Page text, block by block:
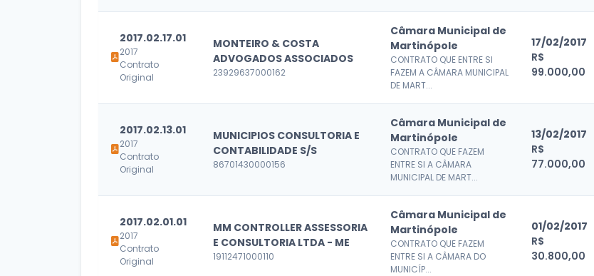
2017.02.17.01
2017
Contrato
Original
MONTEIRO & COSTA
ADVOGADOS ASSOCIADOS
23929637000162
Câmara Municipal de
Martinópole
CONTRATO QUE ENTRE SI
FAZEM A CÂMARA MUNICIPAL
DE MART...
17/02/2017
R$
99.000,00
2017.02.13.01
2017
Contrato
Original
MUNICIPIOS CONSULTORIA E
CONTABILIDADE S/S
86701430000156
Câmara Municipal de
Martinópole
CONTRATO QUE FAZEM
ENTRE SI A CÂMARA
MUNICIPAL DE MART...
13/02/2017
R$
77.000,00
2017.02.01.01
2017
Contrato
Original
MM CONTROLLER ASSESSORIA
E CONSULTORIA LTDA - ME
19112471000110
Câmara Municipal de
Martinópole
CONTRATO QUE FAZEM
ENTRE SI A CÂMARA DO
MUNICÍP...
01/02/2017
R$
30.800,00